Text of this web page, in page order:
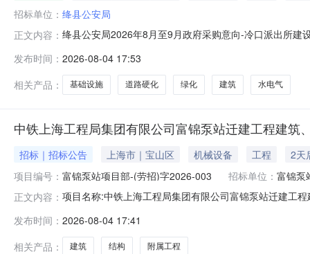
招标单位： 绛县公安局
正文内容： 绛县公安局2026年8月至9月政府采购意向-冷口派出所建
及场地硬化面积405.23m2，绿地面积434.85m2。新建1
发布时间： 2026-08-04 17:53
相关产品：
基础设施 道路硬化 绿化 建筑 水电气
中铁上海工程局集团有限公司富锦泵站迁建工程建筑
招标｜招标公告 上海市｜宝山区 机械设备 工程
2天
项目编号： 富锦泵站项目部-(劳招)字2026-003 招标单位： 富锦泵
正文内容： 项目名称:中铁上海工程局集团有限公司富锦泵站迁建工
发布时间： 2026-08-04 17:41
相关产品：
建筑 结构 附属工程